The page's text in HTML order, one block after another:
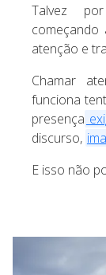
Talvez
atenção e
Chamar
funciona
presença
discurso,
E isso não